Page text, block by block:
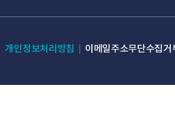
개인정보처리방침 이메일주소무단수집거